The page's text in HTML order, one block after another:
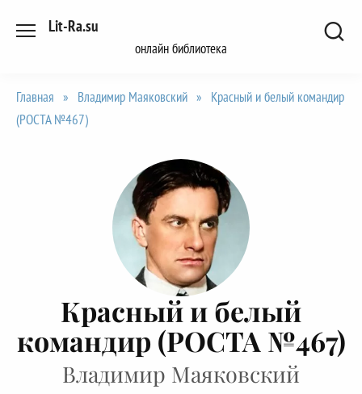
Lit-Ra.su
онлайн библиотека
Главная » Владимир Маяковский » Красный и белый командир
(РОСТА №467)
Красный и белый
командир (РОСТА №467)
Владимир Маяковский